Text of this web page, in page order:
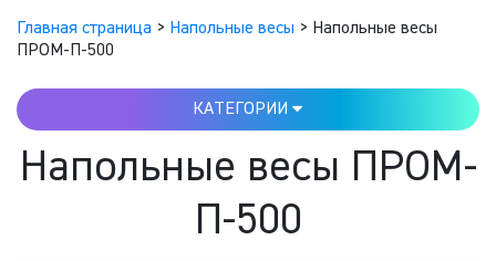
Главная страница > Напольные весы > Напольные весы
ПРОМ-П-500
КАТЕГОРИИ
Напольные весы ПРОМ-
П-500